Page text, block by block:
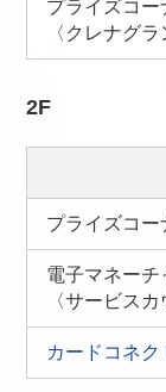
プライズコー
〈クレナグラ
2F
プライズコー
電子マネーチ
〈サービスカ
カードコネク